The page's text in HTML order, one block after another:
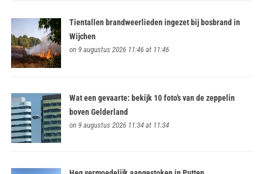
Tientallen brandweerlieden ingezet bij bosbrand in
Wijchen
on 9 augustus 2026 11:46 at 11:46
Wat een gevaarte: bekijk 10 foto’s van de zeppelin
boven Gelderland
on 9 augustus 2026 11:34 at 11:34